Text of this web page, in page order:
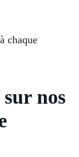
chaque
nos